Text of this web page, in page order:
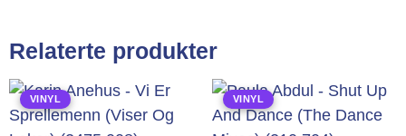
Relaterte produkter
VINYL VINYL